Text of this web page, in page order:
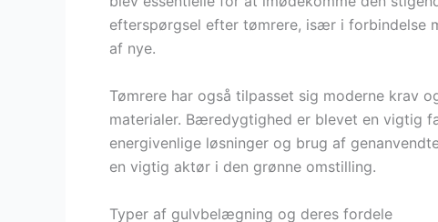
efterspørgsel efter tømrere, især i forbindelse
af nye.
Tømrere har også tilpasset sig moderne krav
materialer. Bæredygtighed er blevet en vigtig
energivenlige løsninger og brug af
en vigtig aktør i den grønne omstilling.
Typer af gulvbelægning og deres fordele